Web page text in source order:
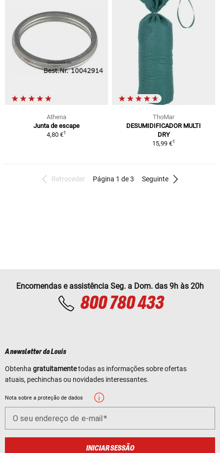
Athena
Junta de escape
4,80 €1
ThoMar
DESUMIDIFICADOR MULTI
DRY
15,99 €1
Retroceder Página 1 de 3 Seguinte
Encomendas e assistência Seg. a Dom. das 9h às 20h
800 780 433
A newsletter da Louis
Obtenha gratuitamentetodas as informações sobre ofertas
atuais, pechinchas ou novidades interessantes.
Nota sobre a proteção de dados
O seu endereço de e-mail
INICIAR SESSÃO